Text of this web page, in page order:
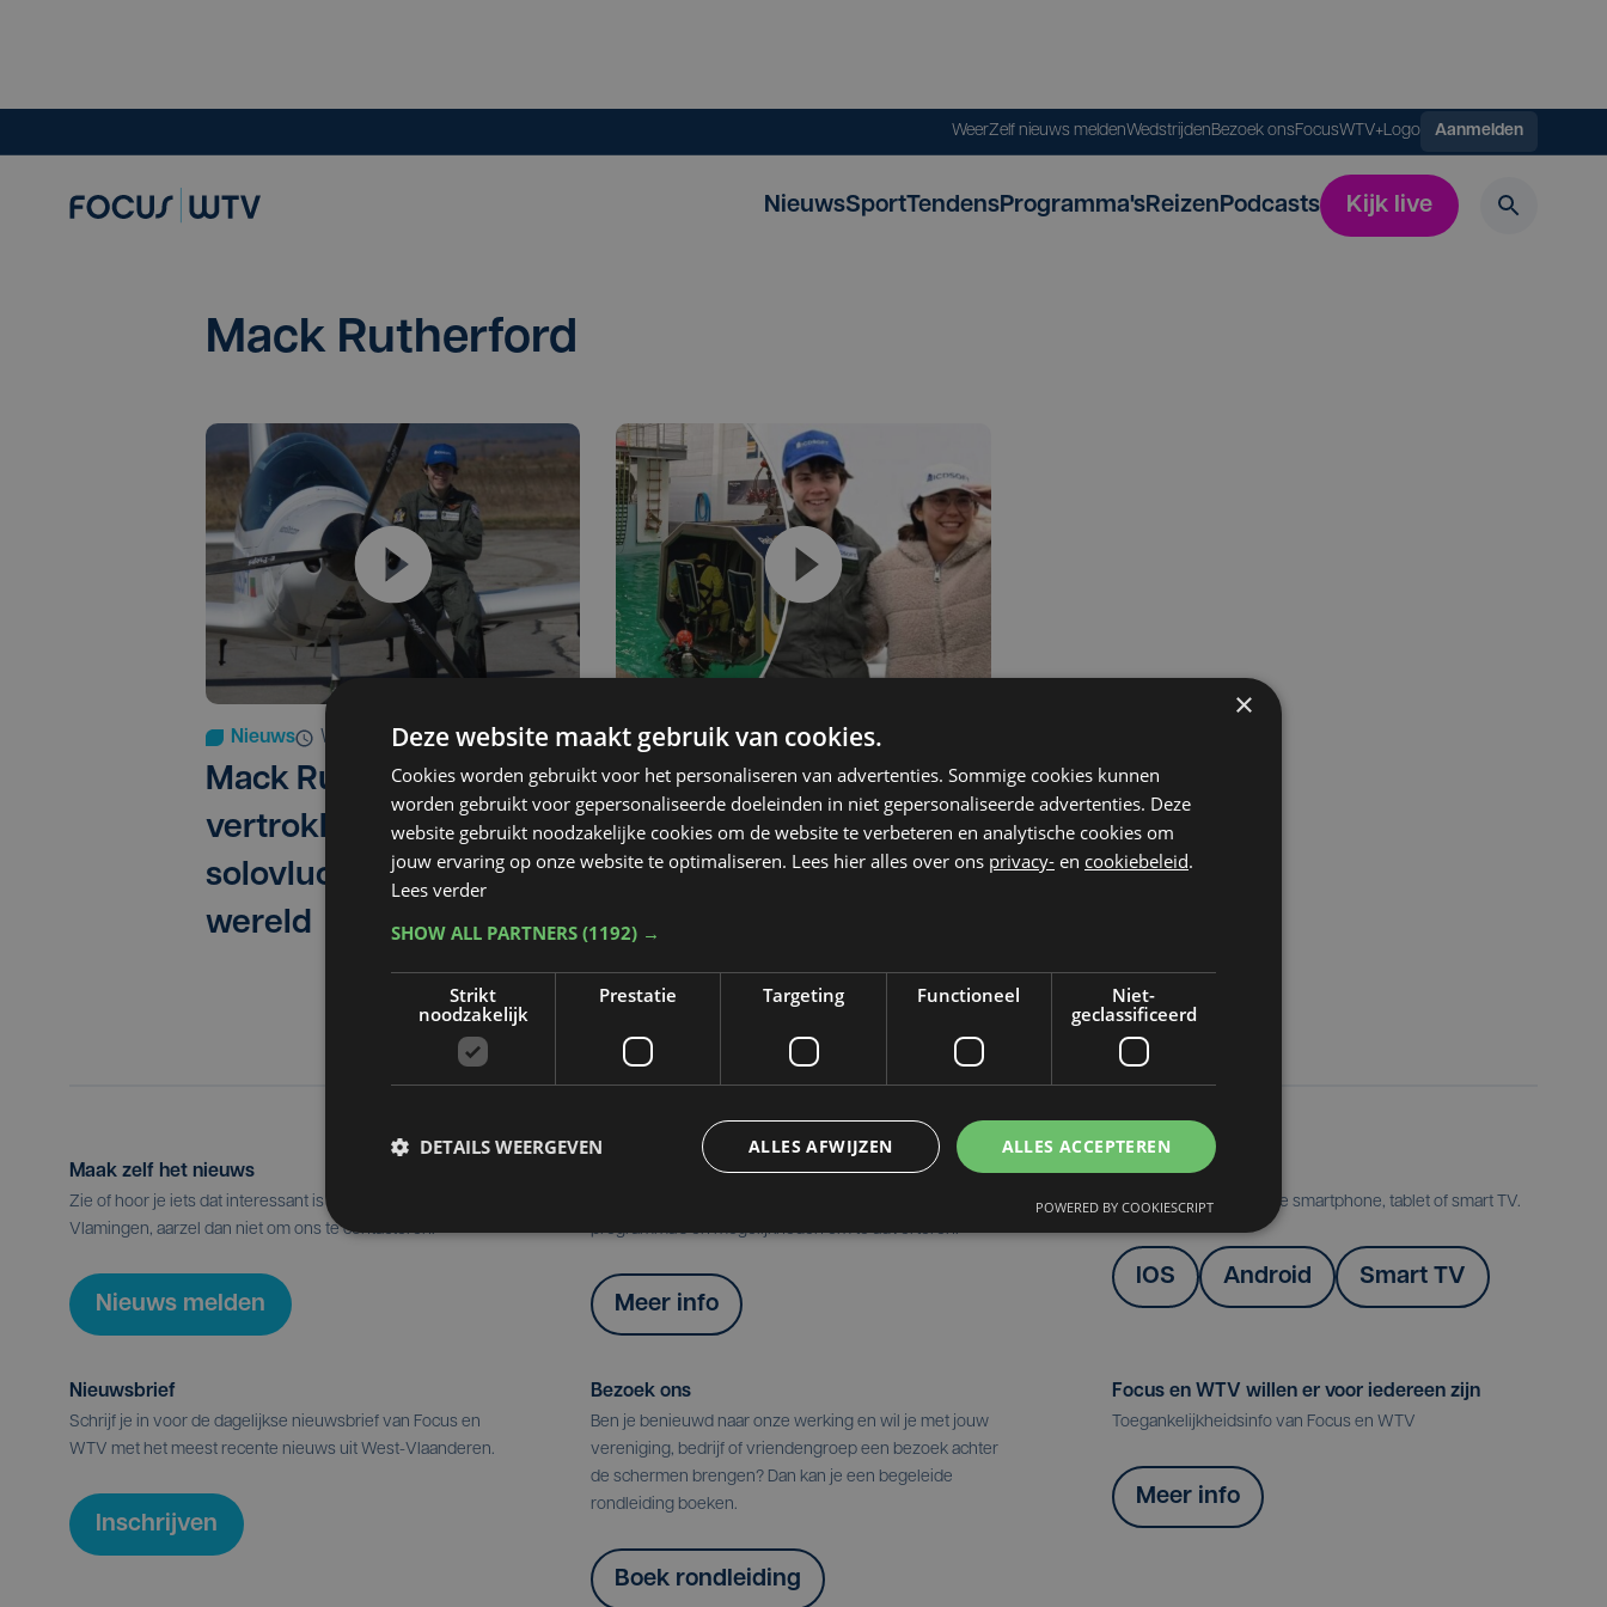
WeerZelf nieuws meldenWedstrijdenBezoek onsFocusWTV+Logo Aanmelden
NieuwsSportTendensProgramma'sReizenPodcasts Kijk live
Mack Rutherford
Nieuws wo 23 maart 2022
Mack Rutherford
vertrokken voor
solovlucht rond de
wereld
Nieuws wo 16 maart 2022
Mack Rutherford
stoomt zich klaar voor
solo vliegreis rond de
wereld
Maak zelf het nieuws
Zie of hoor je iets dat interessant is voor alle West-
Vlamingen, aarzel dan niet om ons te contacteren.
Nieuws melden
programma's en mogelijkheden om te adverteren.
Meer info
Onze apps
Volg Focus & WTV op je smartphone, tablet of smart TV.
IOS Android Smart TV
Nieuwsbrief
Schrijf je in voor de dagelijkse nieuwsbrief van Focus en
WTV met het meest recente nieuws uit West-Vlaanderen.
Inschrijven
Bezoek ons
Ben je benieuwd naar onze werking en wil je met jouw
vereniging, bedrijf of vriendengroep een bezoek achter
de schermen brengen? Dan kan je een begeleide
rondleiding boeken.
Boek rondleiding
Focus en WTV willen er voor iedereen zijn
Toegankelijkheidsinfo van Focus en WTV
Meer info
×
Deze website maakt gebruik van cookies.
Cookies worden gebruikt voor het personaliseren van advertenties. Sommige cookies kunnen
worden gebruikt voor gepersonaliseerde doeleinden in niet gepersonaliseerde advertenties. Deze
website gebruikt noodzakelijke cookies om de website te verbeteren en analytische cookies om
jouw ervaring op onze website te optimaliseren. Lees hier alles over ons privacy- en cookiebeleid.
Lees verder
SHOW ALL PARTNERS (1192) →
Strikt
noodzakelijk
Prestatie Targeting Functioneel
Niet-
geclassificeerd
ALLES ACCEPTEREN
ALLES AFWIJZEN
DETAILS WEERGEVEN
POWERED BY COOKIESCRIPT